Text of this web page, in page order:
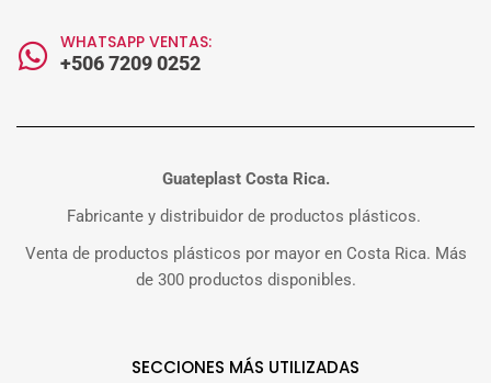
WHATSAPP VENTAS:
+506 7209 0252
Guateplast Costa Rica.
Fabricante y distribuidor de productos plásticos.
Venta de productos plásticos por mayor en Costa Rica. Más
de 300 productos disponibles.
SECCIONES MÁS UTILIZADAS